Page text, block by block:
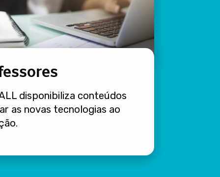
disponibiliza conteúdos
as novas tecnologias ao